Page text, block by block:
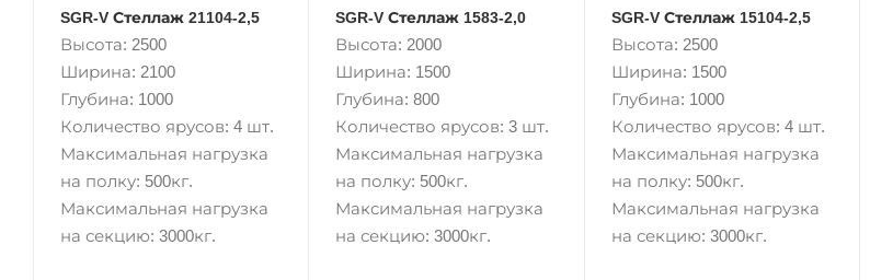
SGR-V Стеллаж 21104-2,5
Высота: 2500
Ширина: 2100
Глубина: 1000
Количество ярусов: 4 шт.
Максимальная нагрузка
на полку: 500кг.
Максимальная нагрузка
на секцию: 3000кг.
SGR-V Стеллаж 1583-2,0
Высота: 2000
Ширина: 1500
Глубина: 800
Количество ярусов: 3 шт.
Максимальная нагрузка
на полку: 500кг.
Максимальная нагрузка
на секцию: 3000кг.
SGR-V Стеллаж 15104-2,5
Высота: 2500
Ширина: 1500
Глубина: 1000
Количество ярусов: 4 шт.
Максимальная нагрузка
на полку: 500кг.
Максимальная нагрузка
на секцию: 3000кг.